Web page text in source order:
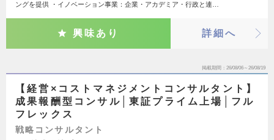
ングを提供 ・イノベーション事業：企業・アカデミア・行政と連…
興味あり 詳細へ
掲載期間 26/08/06～26/08/19
【経営×コストマネジメントコンサルタント】
成果報酬型コンサル│東証プライム上場│フル
フレックス
戦略コンサルタント